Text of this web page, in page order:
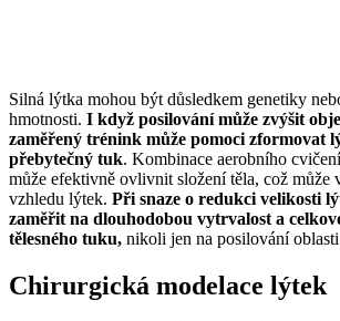
Silná lýtka mohou být důsledkem genetiky
hmotnosti. I když posilování může zvýšit
zaměřený trénink může pomoci zformovat
přebytečný tuk. Kombinace aerobního
může efektivně ovlivnit složení těla, což může
vzhledu lýtek. Při snaze o redukci velikosti
zaměřit na dlouhodobou vytrvalost a
tělesného tuku, nikoli jen na posilování
Chirurgická modelace lýtek